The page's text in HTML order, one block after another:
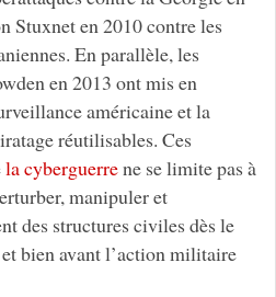
Stuxnet en 2010 contre les
En parallèle, les
en 2013 ont mis en
américaine et la
réutilisables. Ces
la cyberguerrene se limite pas à
manipuler et
des structures civiles dès le
bien avant l’action militaire